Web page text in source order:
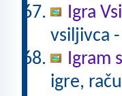
Igra
vsiljivca
Igram
igre,